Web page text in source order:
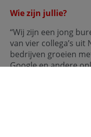
Wie zijn jullie?
“Wij zijn een jong
van vier collega’s
bedrijven groeien
Google en andere